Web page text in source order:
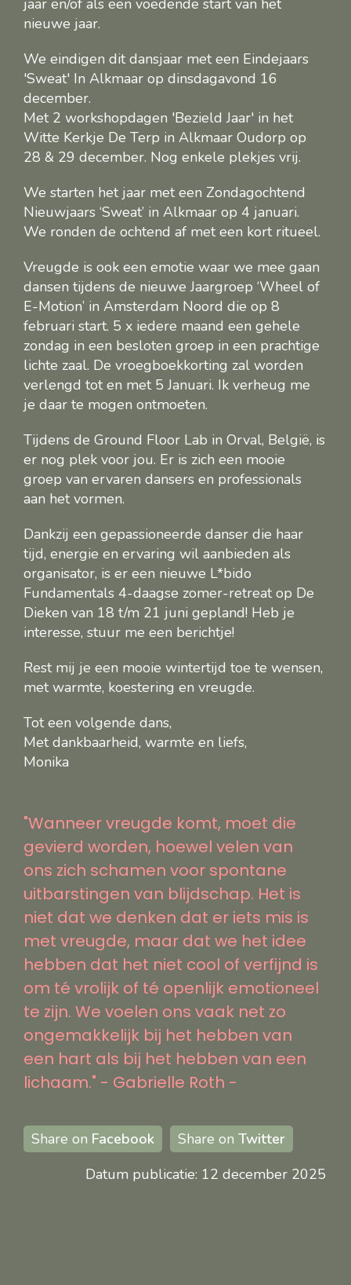
nieuwe jaar.
We eindigen dit dansjaar met een Eindejaars
'Sweat' In Alkmaar op dinsdagavond 16
december.
Met 2 workshopdagen 'Bezield Jaar' in het
Witte Kerkje De Terp in Alkmaar Oudorp op
28 & 29 december. Nog enkele plekjes vrij.
We starten het jaar met een Zondagochtend
Nieuwjaars ‘Sweat’ in Alkmaar op 4 januari.
We ronden de ochtend af met een kort ritueel.
Vreugde is ook een emotie waar we mee gaan
dansen tijdens de nieuwe Jaargroep ‘Wheel of
E-Motion’ in Amsterdam Noord die op 8
februari start. 5 x iedere maand een gehele
zondag in een besloten groep in een prachtige
lichte zaal. De vroegboekkorting zal worden
verlengd tot en met 5 Januari. Ik verheug me
je daar te mogen ontmoeten.
Tijdens de Ground Floor Lab in Orval, België, is
er nog plek voor jou. Er is zich een mooie
groep van ervaren dansers en professionals
aan het vormen.
Dankzij een gepassioneerde danser die haar
tijd, energie en ervaring wil aanbieden als
organisator, is er een nieuwe L*bido
Fundamentals 4-daagse zomer-retreat op De
Dieken van 18 t/m 21 juni gepland! Heb je
interesse, stuur me een berichtje!
Rest mij je een mooie wintertijd toe te wensen,
met warmte, koestering en vreugde.
Tot een volgende dans,
Met dankbaarheid, warmte en liefs,
Monika
"Wanneer vreugde komt, moet die
gevierd worden, hoewel velen van
ons zich schamen voor spontane
uitbarstingen van blijdschap. Het is
niet dat we denken dat er iets mis is
met vreugde, maar dat we het idee
hebben dat het niet cool of verfijnd is
om té vrolijk of té openlijk emotioneel
te zijn. We voelen ons vaak net zo
ongemakkelijk bij het hebben van
een hart als bij het hebben van een
lichaam." - Gabrielle Roth -
Share on Facebook Share on Twitter
Datum publicatie: 12 december 2025